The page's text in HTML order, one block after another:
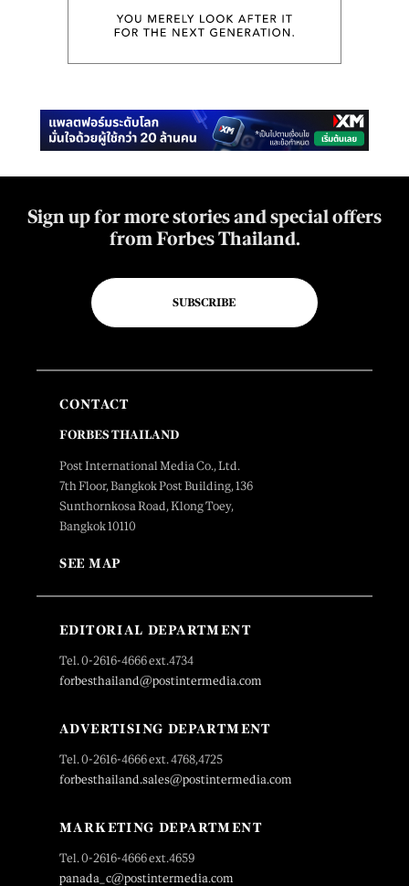
Sign up for more stories and special offers
from Forbes Thailand.
SUBSCRIBE
CONTACT
FORBES THAILAND
Post International Media Co., Ltd.
7th Floor, Bangkok Post Building, 136
Sunthornkosa Road, Klong Toey,
Bangkok 10110
SEE MAP
EDITORIAL DEPARTMENT
Tel. 0-2616-4666 ext.4734
forbesthailand@postintermedia.com
ADVERTISING DEPARTMENT
Tel. 0-2616-4666 ext. 4768,4725
forbesthailand.sales@postintermedia.com
MARKETING DEPARTMENT
Tel. 0-2616-4666 ext.4659
panada_c@postintermedia.com